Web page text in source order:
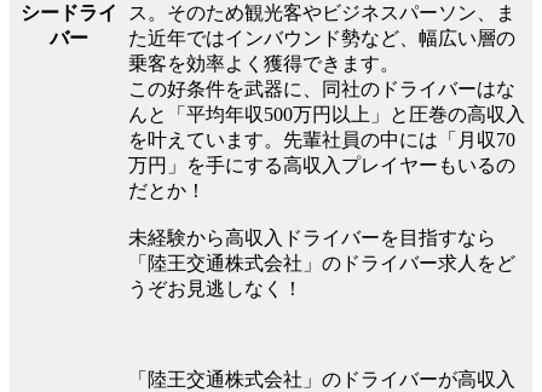
シードライ
バー
ス。そのため観光客やビジネスパーソン、ま
た近年ではインバウンド勢など、幅広い層の
乗客を効率よく獲得できます。
この好条件を武器に、同社のドライバーはな
んと「平均年収500万円以上」と圧巻の高収入
を叶えています。先輩社員の中には「月収70
万円」を手にする高収入プレイヤーもいるの
だとか！
未経験から高収入ドライバーを目指すなら
「陸王交通株式会社」のドライバー求人をど
うぞお見逃しなく！
「陸王交通株式会社」のドライバーが高収入